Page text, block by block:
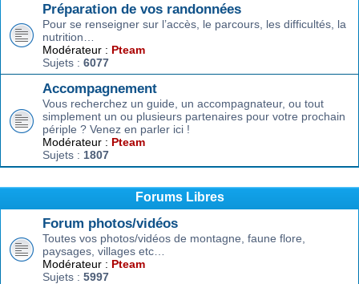
Préparation de vos randonnées
Pour se renseigner sur l’accès, le parcours, les difficultés, la
nutrition…
Modérateur : Pteam
Sujets : 6077
Accompagnement
Vous recherchez un guide, un accompagnateur, ou tout
simplement un ou plusieurs partenaires pour votre prochain
périple ? Venez en parler ici !
Modérateur : Pteam
Sujets : 1807
Forums Libres
Forum photos/vidéos
Toutes vos photos/vidéos de montagne, faune flore,
paysages, villages etc…
Modérateur : Pteam
Sujets : 5997